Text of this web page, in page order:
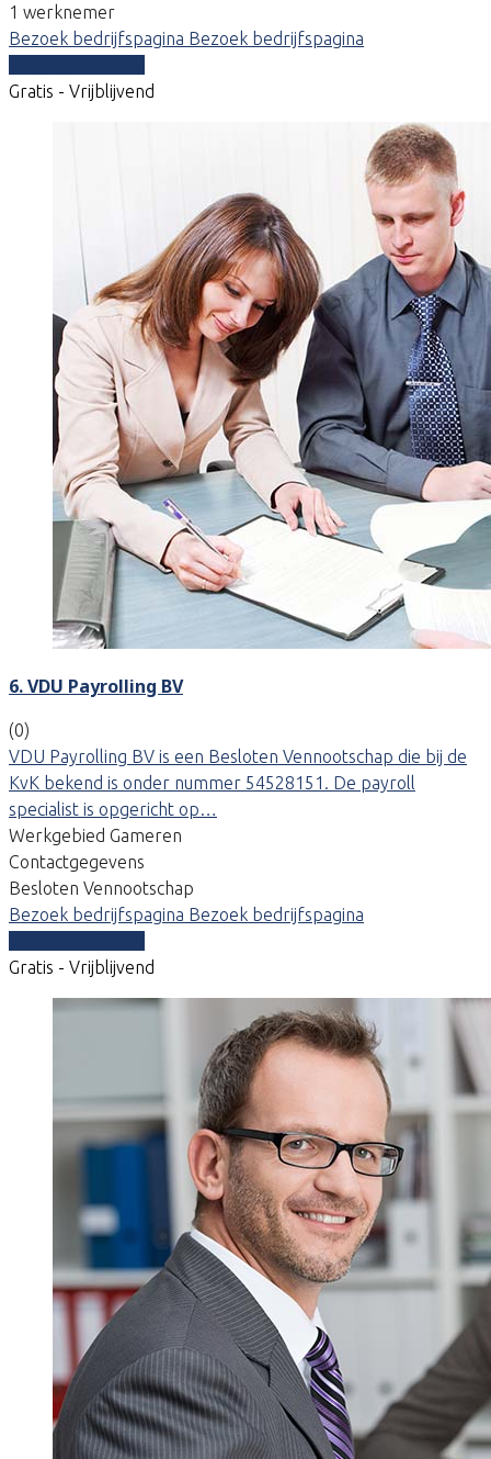
1 werknemer
Bezoek bedrijfspagina Bezoek bedrijfspagina
Gratis - Vrijblijvend
6. VDU Payrolling BV
(0)
VDU Payrolling BV is een Besloten Vennootschap die bij de
KvK bekend is onder nummer 54528151. De payroll
specialist is opgericht op…
Werkgebied Gameren
Contactgegevens
Besloten Vennootschap
Bezoek bedrijfspagina Bezoek bedrijfspagina
Gratis - Vrijblijvend